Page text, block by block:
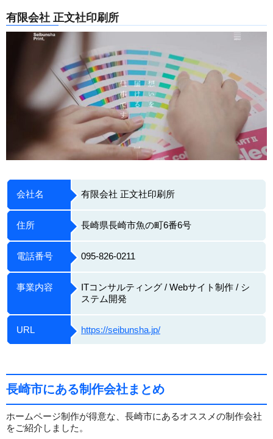
有限会社 正文社印刷所
会社名 有限会社 正文社印刷所
住所 長崎県長崎市魚の町6番6号
電話番号 095-826-0211
事業内容
ITコンサルティング / Webサイト制作 / シ
ステム開発
URL https://seibunsha.jp/
長崎市にある制作会社まとめ
ホームページ制作が得意な、長崎市にあるオススメの制作会社
をご紹介しました。